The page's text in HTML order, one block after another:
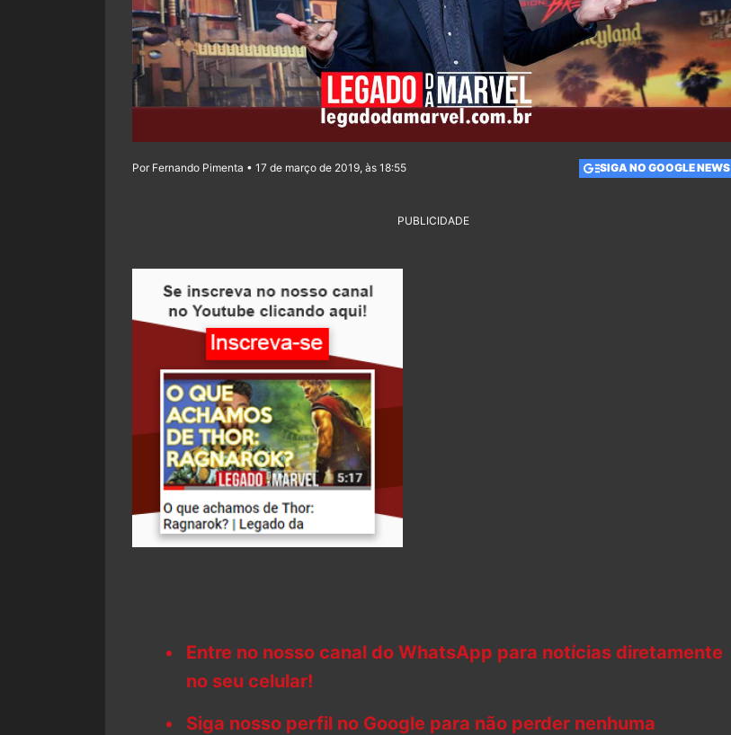
Por Fernando Pimenta • 17 de março de 2019, às 18:55 SIGA NO GOOGLE NEWS
PUBLICIDADE
Entre no nosso canal do WhatsApp para notícias diretamente
no seu celular!
Siga nosso perfil no Google para não perder nenhuma